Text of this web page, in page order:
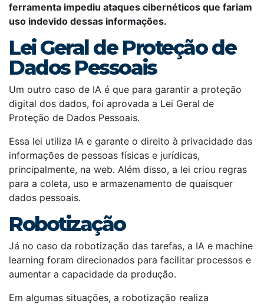
ferramenta impediu ataques cibernéticos que fariam
uso indevido dessas informações.
Lei Geral de Proteção de
Dados Pessoais
Um outro caso de IA é que para garantir a proteção
digital dos dados, foi aprovada a Lei Geral de
Proteção de Dados Pessoais.
Essa lei utiliza IA e garante o direito à privacidade das
informações de pessoas físicas e jurídicas,
principalmente, na web. Além disso, a lei criou regras
para a coleta, uso e armazenamento de quaisquer
dados pessoais.
Robotização
Já no caso da robotização das tarefas, a IA e machine
learning foram direcionados para facilitar processos e
aumentar a capacidade da produção.
Em algumas situações, a robotização realiza